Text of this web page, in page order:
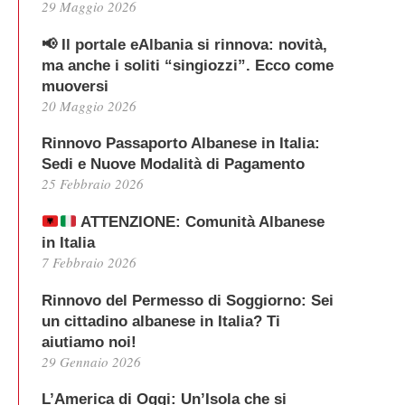
29 Maggio 2026
📢 Il portale eAlbania si rinnova: novità,
ma anche i soliti “singiozzi”. Ecco come
muoversi
20 Maggio 2026
Rinnovo Passaporto Albanese in Italia:
Sedi e Nuove Modalità di Pagamento
25 Febbraio 2026
ATTENZIONE: Comunità Albanese
in Italia
7 Febbraio 2026
Rinnovo del Permesso di Soggiorno: Sei
un cittadino albanese in Italia? Ti
aiutiamo noi!
29 Gennaio 2026
L’America di Oggi: Un’Isola che si